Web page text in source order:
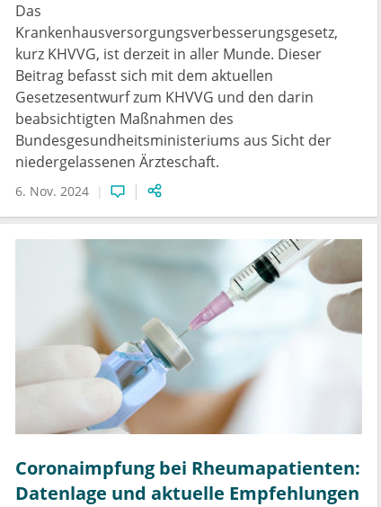
Das
Krankenhausversorgungsverbesserungsgesetz,
kurz KHVVG, ist derzeit in aller Munde. Dieser
Beitrag befasst sich mit dem aktuellen
Gesetzesentwurf zum KHVVG und den darin
beabsichtigten Maßnahmen des
Bundesgesundheitsministeriums aus Sicht der
niedergelassenen Ärzteschaft.
6. Nov. 2024
Coronaimpfung bei Rheumapatienten:
Datenlage und aktuelle Empfehlungen